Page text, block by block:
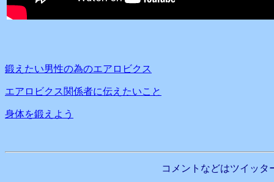
鍛えたい男性の為のエアロビクス
エアロビクス関係者に伝えたいこと
身体を鍛えよう
コメントなどはツイッタ